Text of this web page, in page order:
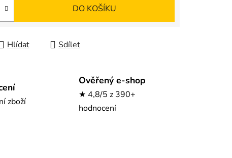
DO KOŠÍKU
Hlídat Sdílet
zboží
Ověřený e-shop
★ 4,8/5 z 390+
hodnocení